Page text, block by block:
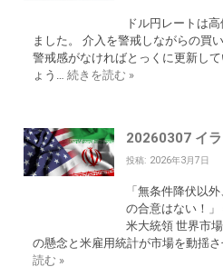
ドル円レートは
ました。 介入を警戒しながらの買い
警戒感がなければとっくに更新し
ょう…続きを読む »
20260307 イ
投稿: 2026年3月7日
「無条件降伏以
の合意はない！
米大統領 世界市
の懸念と米雇用統計が市場を動揺
読む »